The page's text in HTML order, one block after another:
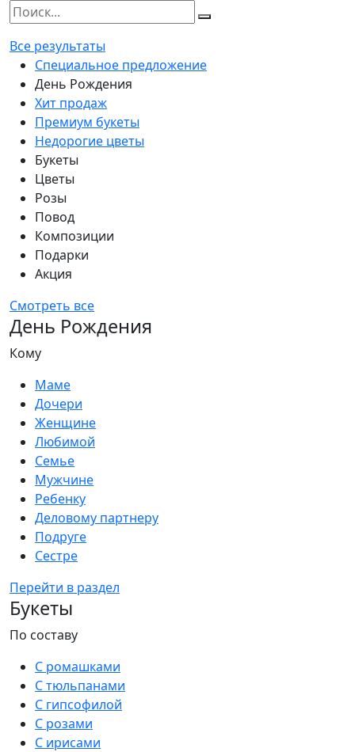
Все результаты
Специальное предложение
День Рождения
Хит продаж
Премиум букеты
Недорогие цветы
Букеты
Цветы
Розы
Повод
Композиции
Подарки
Акция
Смотреть все
День Рождения
Кому
Маме
Дочери
Женщине
Любимой
Семье
Мужчине
Ребенку
Деловому партнеру
Подруге
Сестре
Перейти в раздел
Букеты
По составу
С ромашками
С тюльпанами
С гипсофилой
С розами
С ирисами